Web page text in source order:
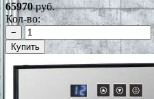
65970руб.
Кол-во:
−
Купить